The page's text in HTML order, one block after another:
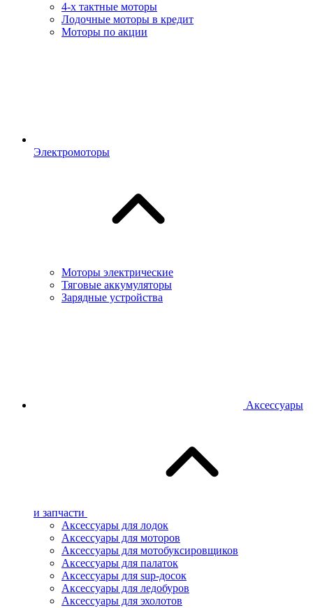
4-х тактные моторы
Лодочные моторы в кредит
Моторы по акции
Электромоторы
Моторы электрические
Тяговые аккумуляторы
Зарядные устройства
Аксессуары
и запчасти
Аксессуары для лодок
Аксессуары для моторов
Аксессуары для мотобуксировщиков
Аксессуары для палаток
Аксессуары для sup-досок
Аксессуары для ледобуров
Аксессуары для эхолотов